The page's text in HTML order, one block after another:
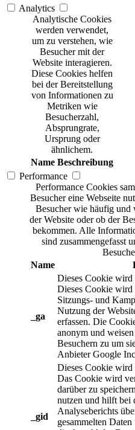
Analytics
Analytische Cookies
werden verwendet,
um zu verstehen, wie
Besucher mit der
Website interagieren.
Diese Cookies helfen
bei der Bereitstellung
von Informationen zu
Metriken wie
Besucherzahl,
Absprungrate,
Ursprung oder
ähnlichem.
Name Beschreibung
Performance
Performance Cookies
Besucher eine Webseite
Besucher wie häufig und
der Website oder ob der
bekommen. Alle
sind zusammengefasst
Name
_ga
Dieses Cookie
Dieses Cookie wird
Sitzungs- und
Nutzung der
erfassen. Die
anonym und
Besuchern zu um
Anbieter Google
_gid
Dieses Cookie
Das Cookie wird
darüber zu
nutzen und hilft bei
Analyseberichts
gesammelten